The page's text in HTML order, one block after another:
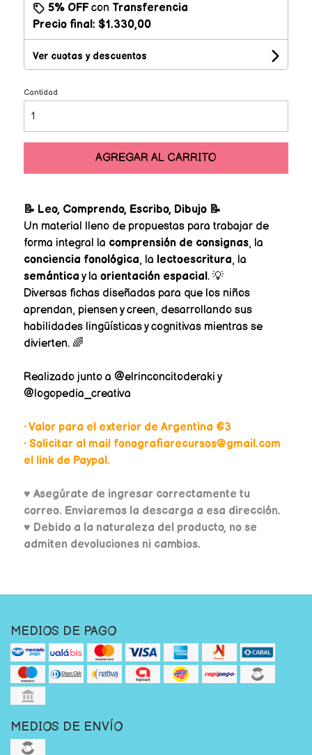
5% OFFcon Transferencia
Precio final: $1.330,00
Ver cuotas y descuentos
Cantidad
AGREGAR AL CARRITO
📝 Leo, Comprendo, Escribo, Dibujo 📝
Un material lleno de propuestas para trabajar de
forma integral la comprensión de consignas, la
conciencia fonológica, la lectoescritura, la
semántica y la orientación espacial. 💡
Diversas fichas diseñadas para que los niños
aprendan, piensen y creen, desarrollando sus
habilidades lingüísticas y cognitivas mientras se
divierten. 🌈
Realizado junto a @elrinconcitoderaki y
@logopedia_creativa
• Valor para el exterior de Argentina €3
• Solicitar al mail fonografiarecursos@gmail.com
el link de Paypal.
♥ Asegúrate de ingresar correctamente tu
correo. Enviaremos la descarga a esa dirección.
♥ Debido a la naturaleza del producto, no se
admiten devoluciones ni cambios.
MEDIOS DE PAGO
MEDIOS DE ENVÍO